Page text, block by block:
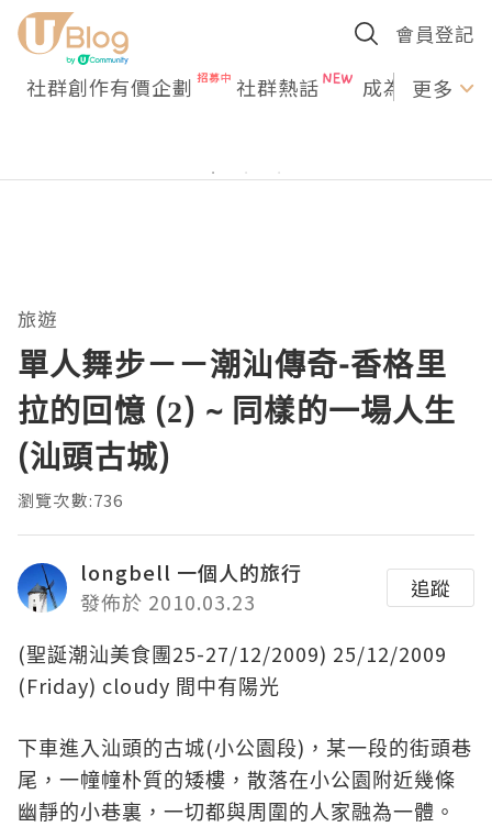
會員登記
社群創作有價企劃 社群熱話 成為U更多
旅遊
單人舞步－－潮汕傳奇-香格里
拉的回憶 (2) ~ 同樣的一場人生
(汕頭古城)
瀏覽次數:736
longbell 一個人的旅行
發佈於 2010.03.23
追蹤
(聖誕潮汕美食團 25-27/12/2009) 25/12/2009
(Friday) cloudy 間中有陽光
下車進入汕頭的古城(小公園段) ，某一段的街頭巷
尾，一幢幢朴質的矮樓，散落在小公園附近幾條
幽靜的小巷裏，一切都與周圍的人家融為一體。